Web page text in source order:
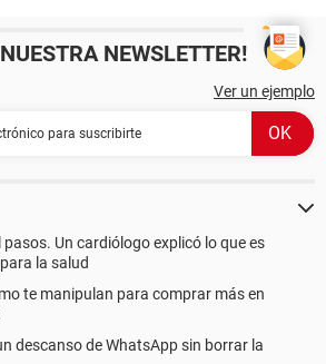
NEWSLETTER!
Ver un ejemplo
pasos. Un cardiólogo explicó lo que es
la salud
te manipulan para comprar más en
descanso de WhatsApp sin borrar la